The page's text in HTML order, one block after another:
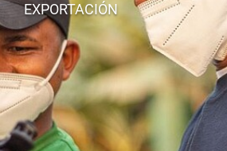
EXPORTACIÓN